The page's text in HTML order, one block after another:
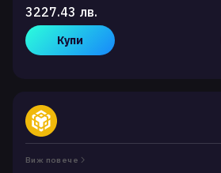
3227.43 лв.
Купи
Виж повече